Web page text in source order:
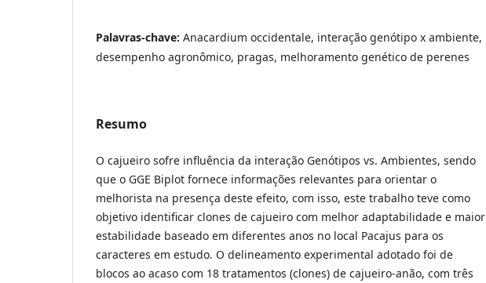
Palavras-chave: Anacardium occidentale, interação genótipo x ambiente,
desempenho agronômico, pragas, melhoramento genético de perenes
Resumo
O cajueiro sofre influência da interação Genótipos vs. Ambientes, sendo
que o GGE Biplot fornece informações relevantes para orientar o
melhorista na presença deste efeito, com isso, este trabalho teve como
objetivo identificar clones de cajueiro com melhor adaptabilidade e maior
estabilidade baseado em diferentes anos no local Pacajus para os
caracteres em estudo. O delineamento experimental adotado foi de
blocos ao acaso com 18 tratamentos (clones) de cajueiro-anão, com três